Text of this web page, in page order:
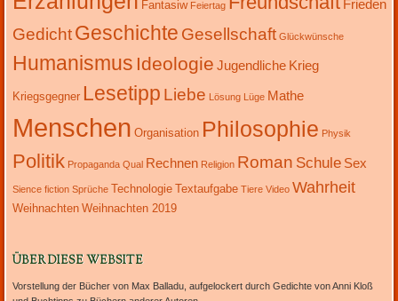
Fantasiw Feiertag Frieden
Gedicht Geschichte Gesellschaft Glückwünsche
Humanismus Ideologie Jugendliche Krieg
Kriegsgegner Lesetipp Liebe Lösung Lüge Mathe
Menschen Organisation Philosophie Physik
Politik Propaganda Qual Rechnen Religion Roman Schule Sex
Sience fiction Sprüche Technologie Textaufgabe Tiere Video Wahrheit
Weihnachten Weihnachten 2019
ÜBER DIESE WEBSITE
Vorstellung der Bücher von Max Balladu, aufgelockert durch Gedichte von Anni Kloß